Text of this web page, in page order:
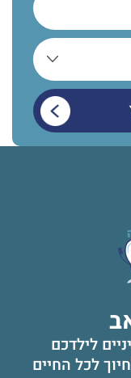
לילדכם
לכל החיים